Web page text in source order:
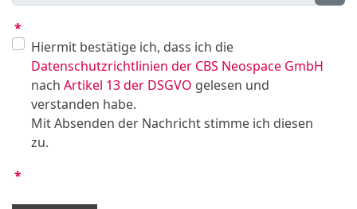
*
Hiermit bestätige ich, dass ich die
Datenschutzrichtlinien der CBS Neospace GmbH
nach Artikel 13 der DSGVO gelesen und
verstanden habe.
Mit Absenden der Nachricht stimme ich diesen
zu.
*